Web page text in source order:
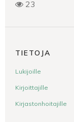
23
TIETOJA
Lukijoille
Kirjoittajille
Kirjastonhoitajille